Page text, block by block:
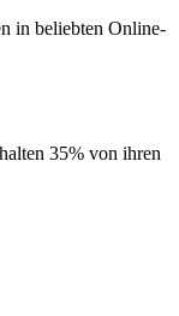
in beliebten Online-
35% von ihren